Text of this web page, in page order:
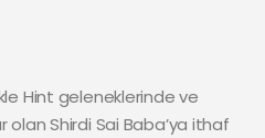
Hint geleneklerinde ve
olan Shirdi Sai Baba’ya ithaf